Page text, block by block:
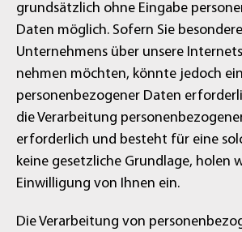
grundsätzlich ohne Eingabe
Daten möglich. Sofern Sie
Unternehmens über unsere
nehmen möchten, könnte jedoch
personenbezogener Daten
die Verarbeitung
erforderlich und besteht für eine
keine gesetzliche Grundlage, holen
Einwilligung von Ihnen ein.
Die Verarbeitung von